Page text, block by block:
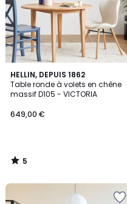
HELLIN, DEPUIS 1862
Table ronde à volets en chêne
massif D105 - VICTORIA
649,00 €
5
/
5
5
/